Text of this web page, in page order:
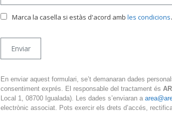
Marca la casella si estàs d'acord amb les condicions.
En enviar aquest formulari, se’t demanaran dades
consentiment exprés. El responsable del tractament és
Local 1, 08700 Igualada). Les dades s’enviaran a
electrònic associat. Pots exercir els drets d’accés,